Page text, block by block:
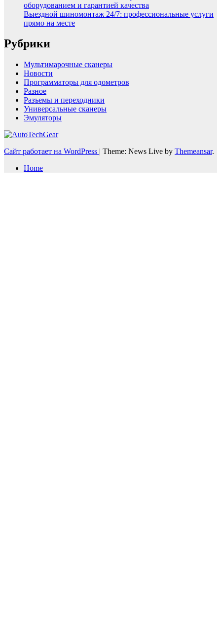
оборудованием и гарантией качества
Выездной шиномонтаж 24/7: профессиональные услуги
прямо на месте
Рубрики
Мультимарочные сканеры
Новости
Программаторы для одометров
Разное
Разъемы и переходники
Универсальные сканеры
Эмуляторы
Сайт работает на WordPress | Theme: News Live by Themeansar.
Home